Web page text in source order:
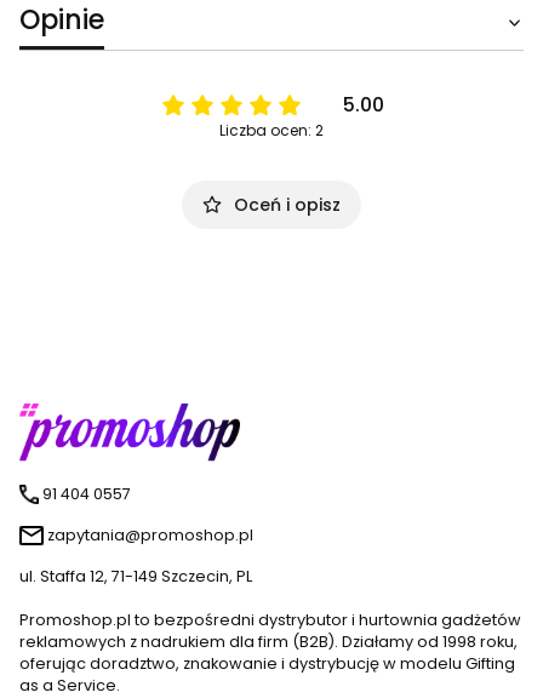
Opinie
5.00
Liczba ocen: 2
Oceń i opisz
91 404 0557
zapytania@promoshop.pl
ul. Staffa 12, 71-149 Szczecin, PL
Promoshop.pl to bezpośredni dystrybutor i hurtownia gadżetów
reklamowych z nadrukiem dla firm (B2B). Działamy od 1998 roku,
oferując doradztwo, znakowanie i dystrybucję w modelu Gifting
as a Service.